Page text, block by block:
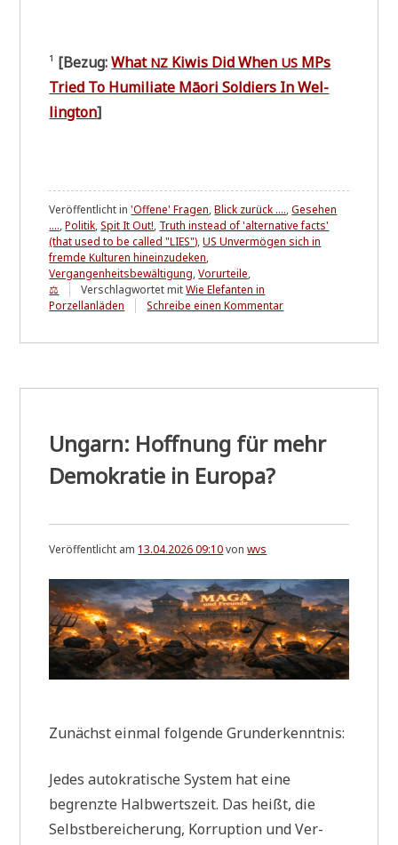
¹ [Bezug:What NZ Kiwis Did When US MPs
Tried To Humi­lia­te Māo­ri Sol­diers In Wel­
ling­ton]
Veröffentlicht in'Offene' Fragen,Blick zurück ....,Gesehen
....,Politik,Spit It Out!, Truth instead of 'alternative facts'
(that used to be called "LIES"),US Unvermögen sich in
fremde Kulturen hineinzudeken,
Vergangenheitsbewältigung,Vorurteile,
⚖
Verschlagwortet mitWie Elefanten in
Porzellanläden
Schreibe einen Kommentarzu
not
Ungarn: Hoffnung für mehr
Demokratie in Europa?
Veröffentlicht am 13.04.2026 09:10vonwvs
Zunächst ein­mal fol­gen­de Grunderkenntnis:
Jedes auto­kra­ti­sche System hat eine
begrenz­te Halb­werts­zeit. Das heißt, die
Selbst­be­rei­che­rung, Kor­rup­ti­on und Ver­